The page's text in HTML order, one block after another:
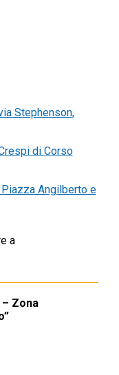
Stephenson,
di Corso
Angilberto e
a
Zona